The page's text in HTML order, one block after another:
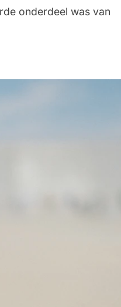
onderdeel was van